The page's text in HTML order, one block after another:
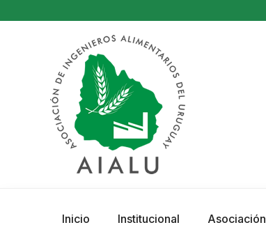
Inicio Institucional Asociación